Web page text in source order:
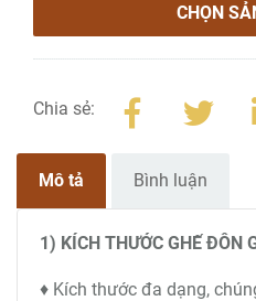
CHỌN
Chia sẻ:
Mô tả Bình luận
1) KÍCH THƯỚC GHẾ ĐÔN
♦ Kích thước đa dạng,